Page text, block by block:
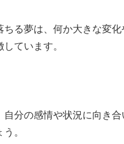
ちる夢は、何か大きな変
ています。
自分の感情や状況に向き
。